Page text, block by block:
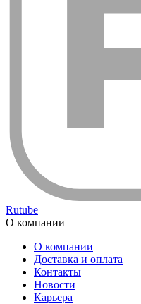
Rutube
О компании
О компании
Доставка и оплата
Контакты
Новости
Карьера